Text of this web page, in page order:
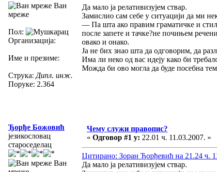
Ван
мреже
Пол:
Организација:
Име и презиме:
Струка: Дипл. инж.
Поруке: 2.364
Да мало ја релативизујем ствар.
Замислио сам себе у ситуацији да ми
— Па шта ако правим граматичке и
после запете и тачке?не почињем
овако и онако.
Ја не бих знао шта да одговорим, да
Има ли неко од вас идеју како би
Можда би ово могла да буде посебна
Ђорђе Божовић
језикословац
староседелац
Ван
Чему служи правопис?
« Одговор #1 у: 22.01 ч. 11.03.2007. »
Цитирано: Зоран Ђорђевић на 21.24 ч.
Да мало ја релативизујем ствар.